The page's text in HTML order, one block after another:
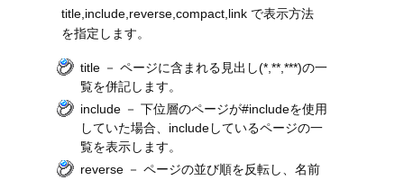
title,include,reverse,compact,link で表示方法
を指定します。
title － ページに含まれる見出し(*,**,***)の一
覧を併記します。
include － 下位層のページが#includeを使用
していた場合、includeしているページの一
覧を表示します。
reverse － ページの並び順を反転し、名前